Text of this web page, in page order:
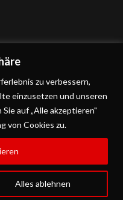
zu verbessern,
einzusetzen und unseren
auf „Alle akzeptieren"
von Cookies zu.
Alles ablehnen
FoodHuntby ThemeGrill.